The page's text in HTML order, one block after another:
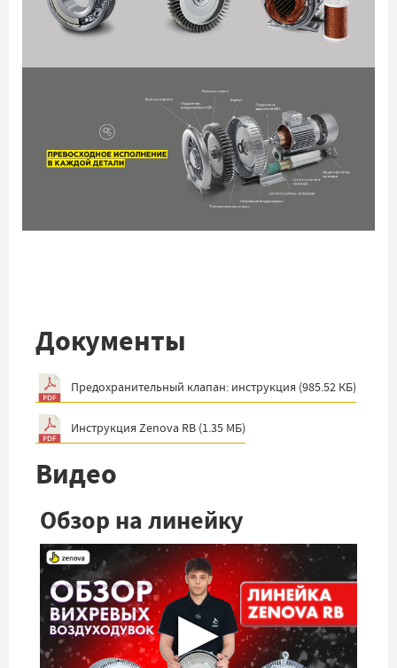
Документы
Предохранительный клапан: инструкция (985.52 КБ)
Инструкция Zenova RB (1.35 МБ)
Видео
Обзор на линейку
▶